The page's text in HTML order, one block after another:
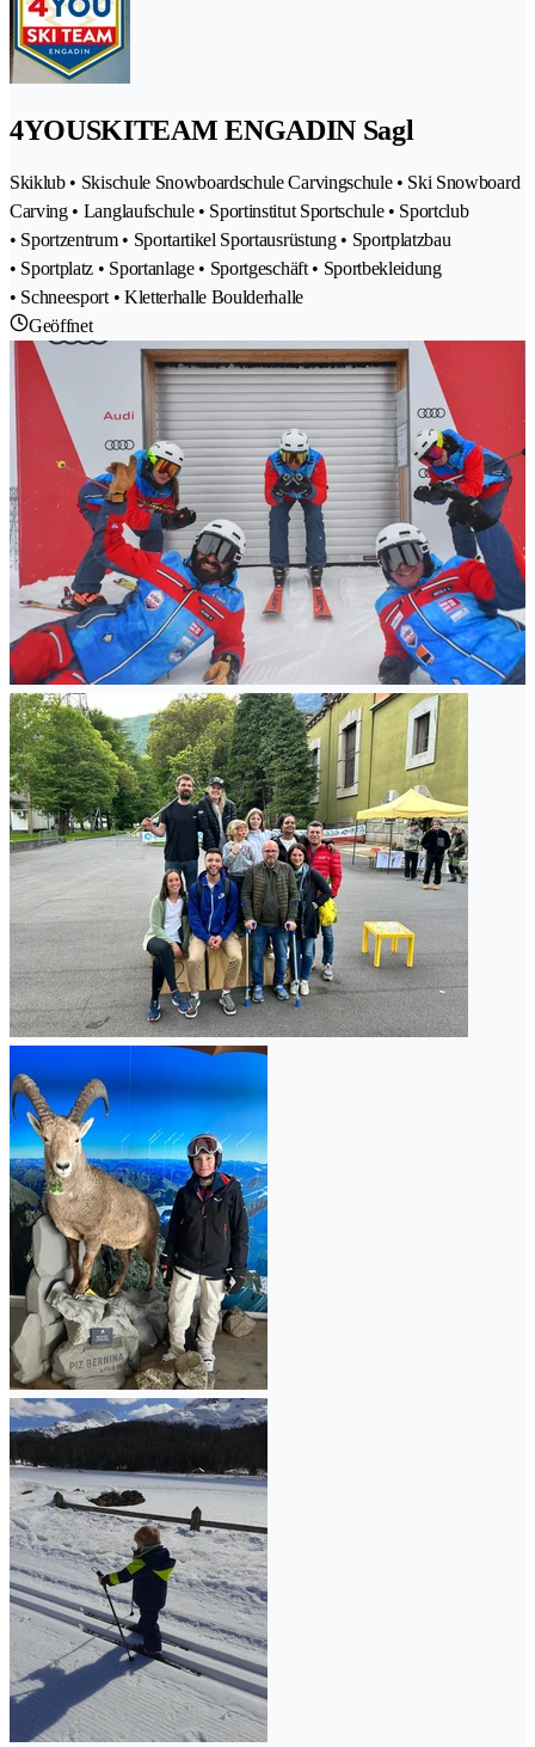
4YOUSKITEAM ENGADIN Sagl
Skiklub • Skischule Snowboardschule Carvingschule • Ski Snowboard
Carving • Langlaufschule • Sportinstitut Sportschule • Sportclub
• Sportzentrum • Sportartikel Sportausrüstung • Sportplatzbau
• Sportplatz • Sportanlage • Sportgeschäft • Sportbekleidung
• Schneesport • Kletterhalle Boulderhalle
Geöffnet